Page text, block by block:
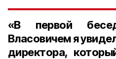
«В первой
Власовичем я
директора,